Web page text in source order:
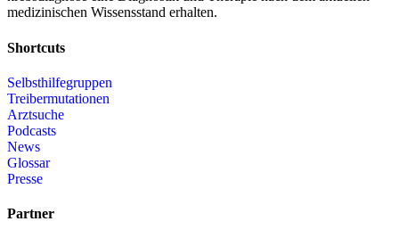
medizinischen Wissensstand erhalten.
Shortcuts
Selbsthilfegruppen
Treibermutationen
Arztsuche
Podcasts
News
Glossar
Presse
Partner